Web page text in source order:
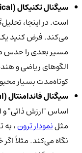
سیگنال تکنیکال (Technical):
است. در اینجا،
می‌کند. فرض کنید یک
مسیر بعدی را حدس
الگوهای ریاضی و
کوتاه‌مدت بسیار
سیگنال فاندامنتال (Fundamental):
اساس "ارزش ذاتی" و
مثلنمودار ترون، به
نگاه می‌کند. مثلاً